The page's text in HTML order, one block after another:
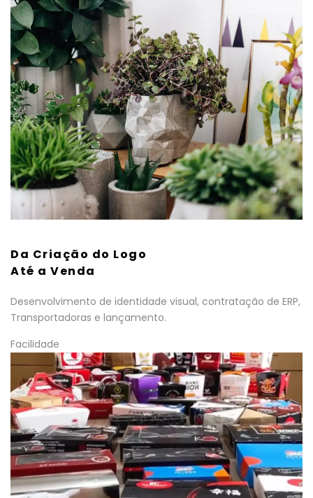
Da Criação do Logo
Até a Venda
Desenvolvimento de identidade visual, contratação de ERP,
Transportadoras e lançamento.
Facilidade